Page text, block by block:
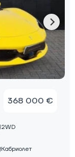
368 000 €
2WD
Кабриолет